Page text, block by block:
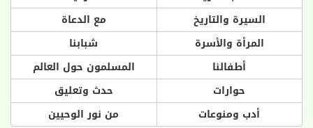
السيرة والتاريخ
مع الدعاة
المرأة والأسرة
شبابنا
أطفالنا
المسلمون حول العالم
حوارات
حدث وتعليق
أدب ومنوعات
من نور الوحيين